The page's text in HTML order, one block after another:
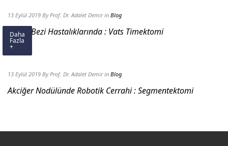
13 Eylül 2019 By Prof. Dr. Adalet Demir in Blog
Timus Bezi Hastalıklarında : Vats Timektomi
Daha
Fazla
+
13 Eylül 2019 By Prof. Dr. Adalet Demir in Blog
Akciğer Nodülünde Robotik Cerrahi : Segmentektomi